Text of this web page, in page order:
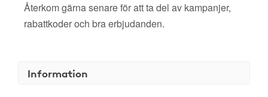
Återkom gärna senare för att ta del av kampanjer,
rabattkoder och bra erbjudanden.
Information